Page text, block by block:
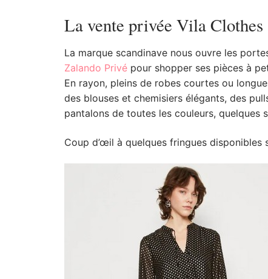
La vente privée Vila Clothes
La marque scandinave nous ouvre les
Zalando Privépour shopper ses pièces à
En rayon, pleins de robes courtes ou
des blouses et chemisiers élégants, des
pantalons de toutes les couleurs, quelques
Coup d’œil à quelques fringues disponibles